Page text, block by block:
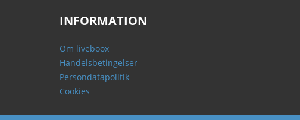
INFORMATION
Om liveboox
Handelsbetingelser
Persondatapolitik
Cookies